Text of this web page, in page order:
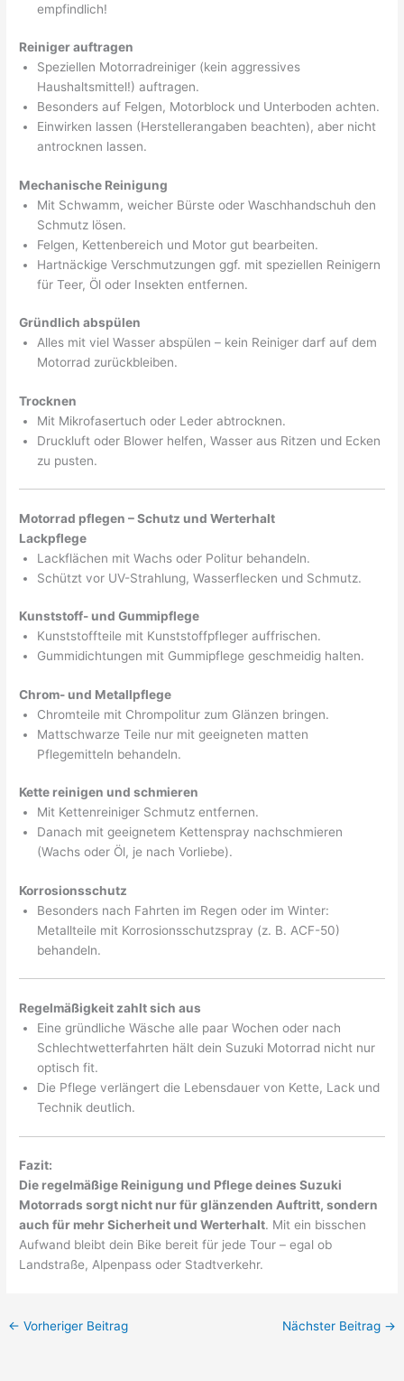
empfindlich!
Reiniger auftragen
Speziellen Motorradreiniger (kein aggressives
Haushaltsmittel!) auftragen.
Besonders auf Felgen, Motorblock und Unterboden achten.
Einwirken lassen (Herstellerangaben beachten), aber nicht
antrocknen lassen.
Mechanische Reinigung
Mit Schwamm, weicher Bürste oder Waschhandschuh den
Schmutz lösen.
Felgen, Kettenbereich und Motor gut bearbeiten.
Hartnäckige Verschmutzungen ggf. mit speziellen Reinigern
für Teer, Öl oder Insekten entfernen.
Gründlich abspülen
Alles mit viel Wasser abspülen – kein Reiniger darf auf dem
Motorrad zurückbleiben.
Trocknen
Mit Mikrofasertuch oder Leder abtrocknen.
Druckluft oder Blower helfen, Wasser aus Ritzen und Ecken
zu pusten.
Motorrad pflegen – Schutz und Werterhalt
Lackpflege
Lackflächen mit Wachs oder Politur behandeln.
Schützt vor UV-Strahlung, Wasserflecken und Schmutz.
Kunststoff- und Gummipflege
Kunststoffteile mit Kunststoffpfleger auffrischen.
Gummidichtungen mit Gummipflege geschmeidig halten.
Chrom- und Metallpflege
Chromteile mit Chrompolitur zum Glänzen bringen.
Mattschwarze Teile nur mit geeigneten matten
Pflegemitteln behandeln.
Kette reinigen und schmieren
Mit Kettenreiniger Schmutz entfernen.
Danach mit geeignetem Kettenspray nachschmieren
(Wachs oder Öl, je nach Vorliebe).
Korrosionsschutz
Besonders nach Fahrten im Regen oder im Winter:
Metallteile mit Korrosionsschutzspray (z. B. ACF-50)
behandeln.
Regelmäßigkeit zahlt sich aus
Eine gründliche Wäsche alle paar Wochen oder nach
Schlechtwetterfahrten hält dein Suzuki Motorrad nicht nur
optisch fit.
Die Pflege verlängert die Lebensdauer von Kette, Lack und
Technik deutlich.
Fazit:
Die regelmäßige Reinigung und Pflege deines Suzuki
Motorrads sorgt nicht nur für glänzenden Auftritt, sondern
auch für mehr Sicherheit und Werterhalt. Mit ein bisschen
Aufwand bleibt dein Bike bereit für jede Tour – egal ob
Landstraße, Alpenpass oder Stadtverkehr.
← Vorheriger Beitrag Nächster Beitrag →